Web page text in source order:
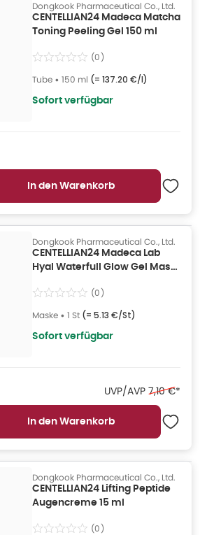
Dongkook Pharmaceutical Co., Ltd.
CENTELLIAN24 Madeca Matcha
Toning Peeling Gel 150 ml
(0)
Tube • 150 ml (= 137.20 €/l)
Sofort verfügbar
In den Warenkorb
Dongkook Pharmaceutical Co., Ltd.
CENTELLIAN24 Madeca Lab
Hyal Waterfull Glow Gel Mask
(0)
Maske • 1 St (= 5.13 €/St)
Sofort verfügbar
UVP/AVP 7,10 €*
In den Warenkorb
Dongkook Pharmaceutical Co., Ltd.
CENTELLIAN24 Lifting Peptide
Augencreme 15 ml
(0)